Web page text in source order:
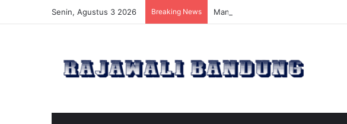
Senin, Agustus 3 2026 Breaking News Manfaat Pilates Reformer untuk